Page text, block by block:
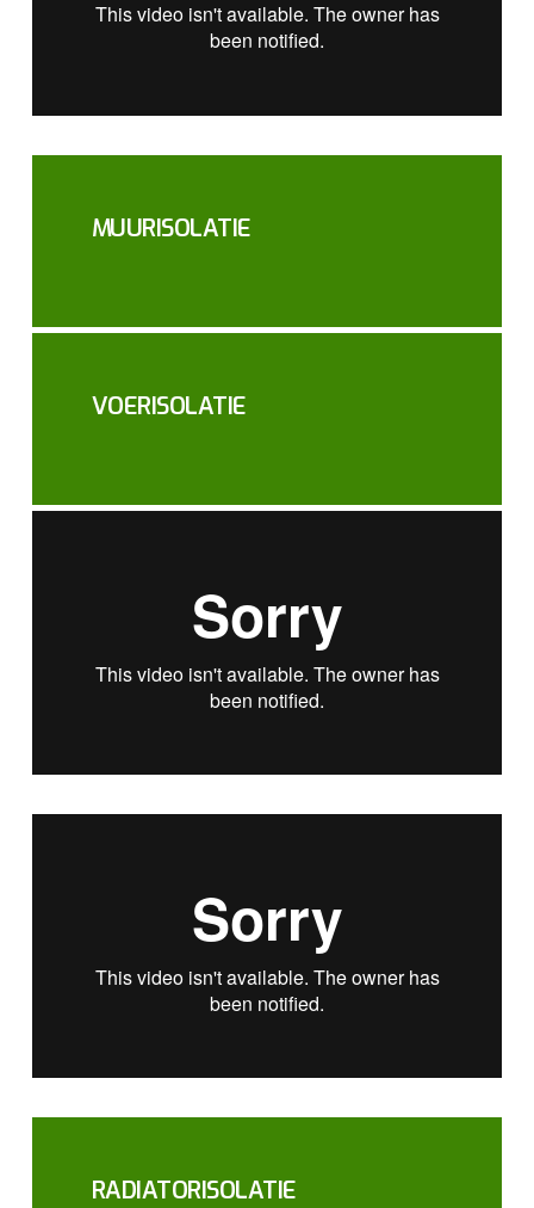
MUURISOLATIE
VOERISOLATIE
RADIATORISOLATIE